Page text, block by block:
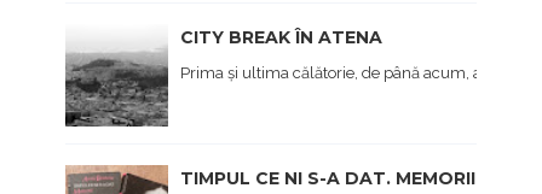
CITY BREAK ÎN ATENA
Prima și ultima călătorie, de până acum, a
TIMPUL CE NI S-A DAT. MEMORII